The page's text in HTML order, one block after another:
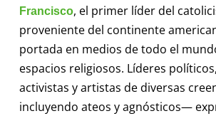
Francisco, el primer líder del
proveniente del continente
portada en medios de todo el
espacios religiosos. Líderes
activistas y artistas de diversas
incluyendo ateos y agnósticos—